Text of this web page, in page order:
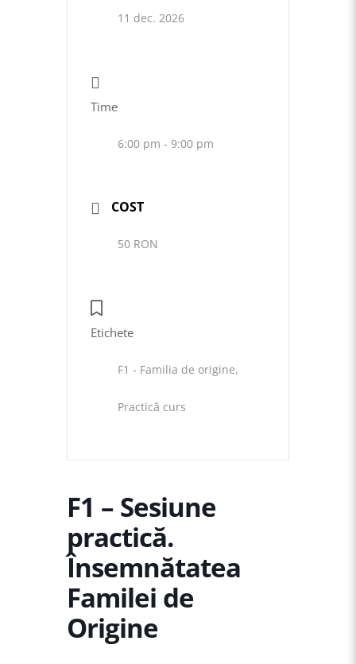
11 dec. 2026
Time
6:00 pm - 9:00 pm
COST
50 RON
Etichete
F1 - Familia de origine,
Practică curs
F1 – Sesiune
practică.
Însemnătatea
Familei de
Origine